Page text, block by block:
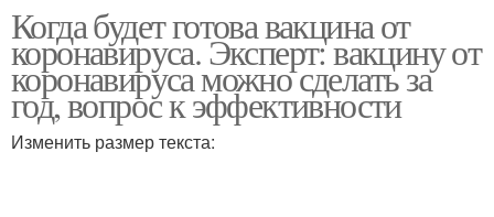
Когда будет готова вакцина от
коронавируса. Эксперт: вакцину от
коронавируса можно сделать за
год, вопрос к эффективности
Изменить размер текста: